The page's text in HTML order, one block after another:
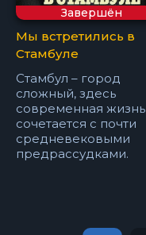
Завершён
Мы встретились в
Стамбуле
Стамбул – город
сложный, здесь
современная жизнь
сочетается с почти
средневековыми
предрассудками.